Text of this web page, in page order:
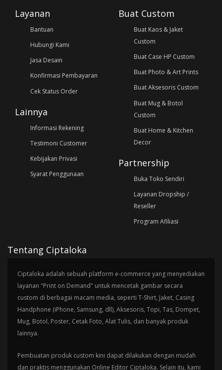
Layanan
Bantuan
Hubungi Kami
Jasa Desain
Konfirmasi Pembayaran
Cek Status Order
Lainnya
Informasi Rekening
Testimoni Customer
Kebijakan Privasi
Syarat Penggunaan
Buat Custom
Buat Kaos & Jaket
Custom
Buat Case HP Custom
Buat Photo & Art Prints
Buat Aksesoris Custom
Buat Mug & Botol
Custom
Buat Home & Kitchen
Decor
Partnership
Buka Toko Sendiri
Layanan Dropship /
Reseller
Program Afiliasi
Tentang Ciptaloka
Ciptaloka adalah sebuah platform e-commerce yang menyediakan
layanan "Print on Demand" untuk mencetak gambar secara
custom di berbagai macam media, seperti T-Shirt, Jaket, Casing
Handphone (iPhone, Samsung, dll), Aksesoris, Topi, Tas, Dompet,
Mug, Botol, Poster, Cetak Foto, Alat Tulis, dan banyak produk
lainnya.
Pembuatan produk custom kini dapat dilakukan dengan mudah
dan praktis menggunakan Online Editor Ciptaloka. Selain itu, kami